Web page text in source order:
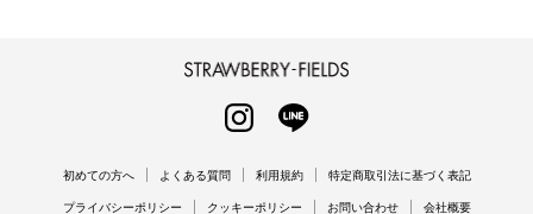
INSTAGRAM
初めての方へ よくある質問 利用規約 特定商取引法に基づく表記
プライバシーポリシー クッキーポリシー お問い合わせ 会社概要